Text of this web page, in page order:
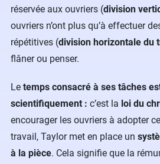
réservée aux ouvriers (division
ouvriers n’ont plus qu’à effectuer
répétitives (division horizontale du
flâner ou penser.
Le temps consacré à ses tâches
scientifiquement : c’est la loi du
encourager les ouvriers à adopter
travail, Taylor met en place un
à la pièce. Cela signifie que la